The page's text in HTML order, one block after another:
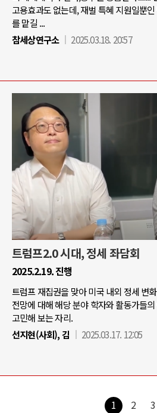
고용효과도 없는데, 재벌 특혜 지원일뿐
를 맡길 ...
참세상연구소
2025.03.18. 20:57
트럼프2.0 시대, 정세 좌담회
2025.2.19. 진행
트럼프 재집권을 맞아 미국 내외 정세 변
전망에 대해 해당 분야 학자와 활동가들
고민해 보는 자리.
선지현(사회), 김
2025.03.17. 12:05
1 2 3